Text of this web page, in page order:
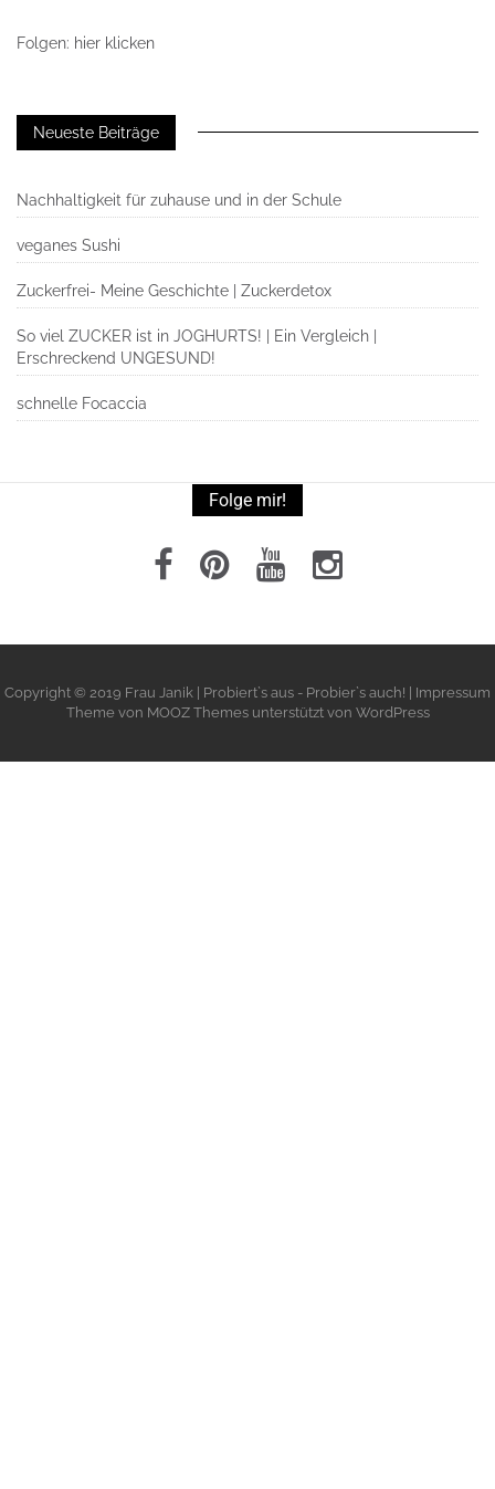
Folgen: hier klicken
Neueste Beiträge
Nachhaltigkeit für zuhause und in der Schule
veganes Sushi
Zuckerfrei- Meine Geschichte | Zuckerdetox
So viel ZUCKER ist in JOGHURTS! | Ein Vergleich |
Erschreckend UNGESUND!
schnelle Focaccia
Folge mir!
Copyright © 2019 Frau Janik | Probiert`s aus - Probier`s auch! | Impressum
Theme von MOOZ Themesunterstützt von WordPress